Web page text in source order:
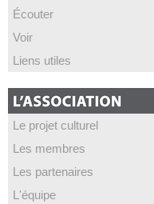
Écouter
Voir
Liens utiles
Le projet culturel
Les membres
Les partenaires
L'équipe